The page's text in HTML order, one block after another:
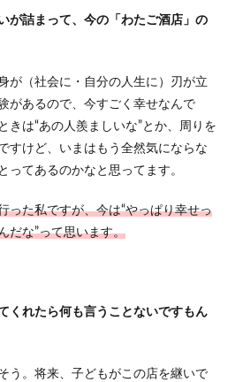
が詰まって、今の「わたご酒店」の
が（社会に・自分の人生に）刃が立
があるので、今すごく幸せなんで
きは“あの人羨ましいな”とか、周りを
すけど、いまはもう全然気にならな
ってあるのかなと思ってます。
った私ですが、今は“やっぱり幸せっ
だな”って思います。
くれたら何も言うことないですもん
う。 将来、子どもがこの店を継いで